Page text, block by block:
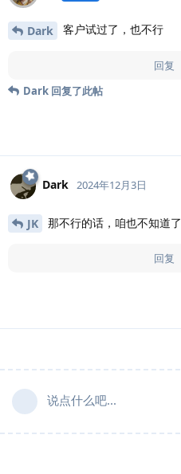
Dark 客户试过了，也不行
回复
Dark 回复了此帖
Dark 2024年12月3日
JK 那不行的话，咱也不知道了
回复
说点什么吧...